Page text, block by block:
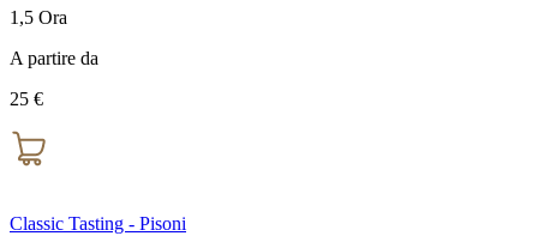
1,5 Ora
A partire da
25 €
Classic Tasting - Pisoni